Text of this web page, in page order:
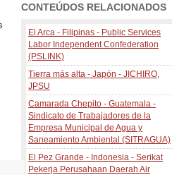
CONTEÚDOS RELACIONADOS
El Arca - Filipinas - Public Services
Labor Independent Confederation
(PSLINK)
Tierra más alta - Japón - JICHIRO,
JPSU
Camarada Chepito - Guatemala -
Sindicato de Trabajadores de la
Empresa Municipal de Agua y
Saneamiento Ambiental (SITRAGUA)
El Pez Grande - Indonesia - Serikat
Pekerja Perusahaan Daerah Air